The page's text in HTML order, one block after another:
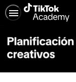
English selected